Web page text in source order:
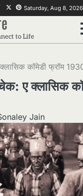
f twitterpinterest
Saturday, Aug 8, 2026
to Life
कॉमेडी फ्रॉम
ए क्लासिक
Jain